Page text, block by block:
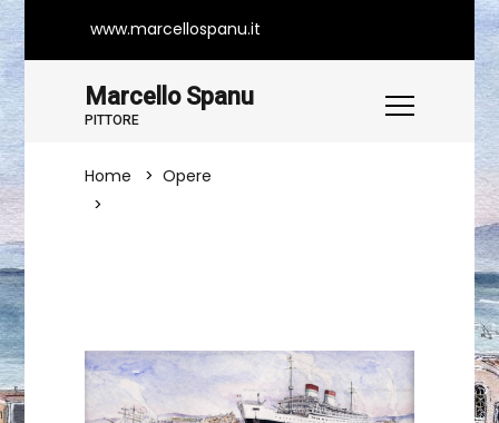
www.marcellospanu.it
Marcello Spanu
PITTORE
Home
Opere